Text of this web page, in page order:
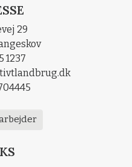
29
1237